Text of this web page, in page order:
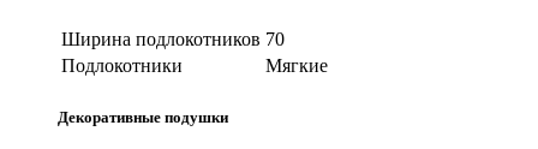
Ширина подлокотников 70
Подлокотники
Мягкие
Декоративные подушки